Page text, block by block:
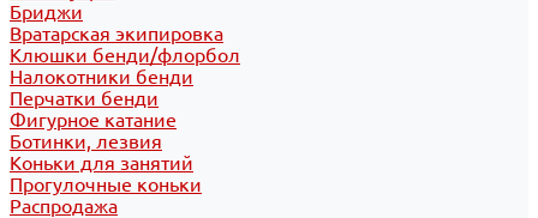
Бриджи
Вратарская экипировка
Клюшки бенди/флорбол
Налокотники бенди
Перчатки бенди
Фигурное катание
Ботинки, лезвия
Коньки для занятий
Прогулочные коньки
Распродажа